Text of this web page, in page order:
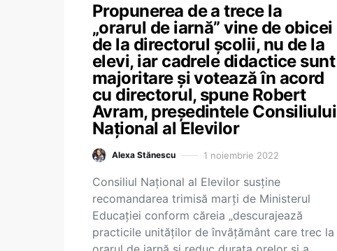
Propunerea de a trece la
„orarul de iarnă” vine de obicei
de la directorul școlii, nu de la
elevi, iar cadrele didactice sunt
majoritare și votează în acord
cu directorul, spune Robert
Avram, președintele Consiliului
Național al Elevilor
Alexa Stănescu 1 noiembrie 2022
Consiliul Național al Elevilor susține
recomandarea trimisă marți de Ministerul
Educației conform căreia „descurajează
practicile unităților de învățământ care trec la